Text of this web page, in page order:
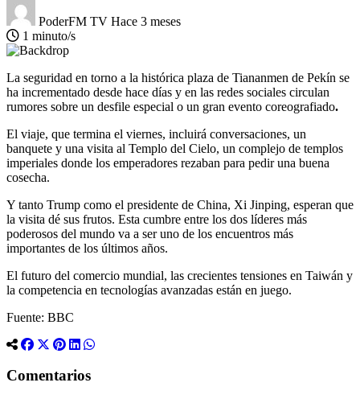
PoderFM TV Hace 3 meses
1 minuto/s
La seguridad en torno a la histórica plaza de Tiananmen de Pekín se
ha incrementado desde hace días y en las redes sociales circulan
rumores sobre un desfile especial o un gran evento coreografiado.
El viaje, que termina el viernes, incluirá conversaciones, un
banquete y una visita al Templo del Cielo, un complejo de templos
imperiales donde los emperadores rezaban para pedir una buena
cosecha.
Y tanto Trump como el presidente de China, Xi Jinping, esperan que
la visita dé sus frutos. Esta cumbre entre los dos líderes más
poderosos del mundo va a ser uno de los encuentros más
importantes de los últimos años.
El futuro del comercio mundial, las crecientes tensiones en Taiwán y
la competencia en tecnologías avanzadas están en juego.
Fuente: BBC
Comentarios